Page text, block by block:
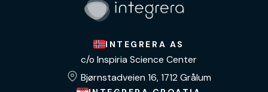
INTEGRERA AS
c/o Inspiria Science Center
Bjørnstadveien 16, 1712 Grålum